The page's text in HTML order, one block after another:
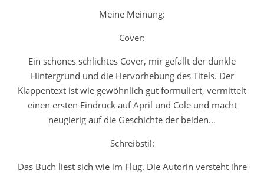
Meine Meinung:
Cover:
Ein schönes schlichtes Cover, mir gefällt der dunkle
Hintergrund und die Hervorhebung des Titels. Der
Klappentext ist wie gewöhnlich gut formuliert, vermittelt
einen ersten Eindruck auf April und Cole und macht
neugierig auf die Geschichte der beiden…
Schreibstil:
Das Buch liest sich wie im Flug. Die Autorin versteht ihre